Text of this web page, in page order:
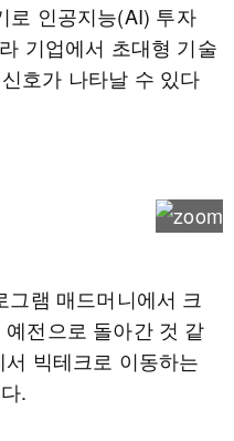
로 인공지능(AI) 투자
기업에서 초대형 기술
호가 나타날 수 있다
램 매드머니에서 크
전으로 돌아간 것 같
서 빅테크로 이동하는
.